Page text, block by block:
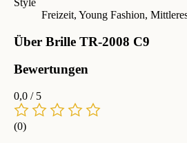
Freizeit, Young Fashion,
Über Brille TR-2008 C9
Bewertungen
0,0 / 5
(0)